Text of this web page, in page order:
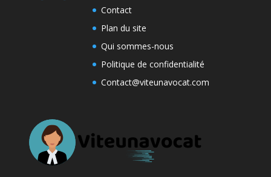
Contact
Plan du site
Qui sommes-nous
Politique de confidentialité
Contact@viteunavocat.com